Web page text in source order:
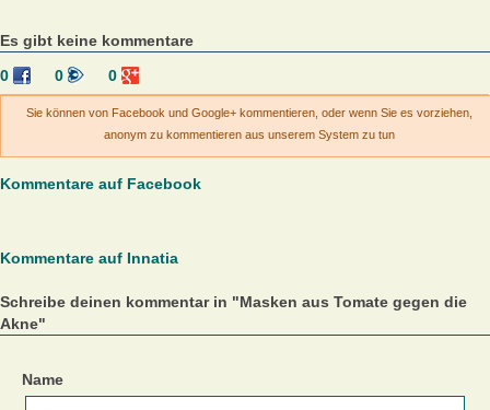
Es gibt keine kommentare
0
0 0
Sie können von Facebook und Google+ kommentieren, oder wenn Sie es vorziehen,
anonym zu kommentieren aus unserem System zu tun
Kommentare auf Facebook
Kommentare auf Innatia
Schreibe deinen kommentar in "Masken aus Tomate gegen die
Akne"
Name